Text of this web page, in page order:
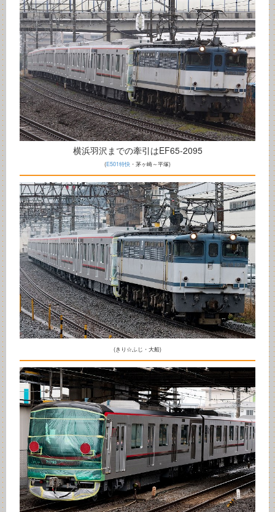
横浜羽沢までの牽引はEF65-2095
(E501特快 ・茅ヶ崎～平塚)
(きり☆ふじ・大船)